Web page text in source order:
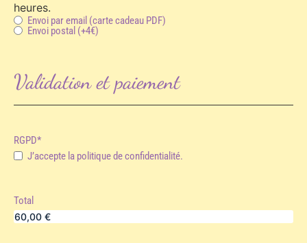
heures.
Envoi par email (carte cadeau PDF)
Envoi postal (+4€)
Validation et paiement
RGPD*
J’accepte la politique de confidentialité.
Total